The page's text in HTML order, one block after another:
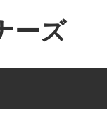
ーズ